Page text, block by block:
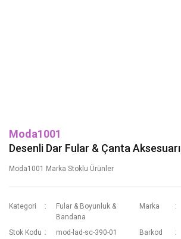
Moda1001
Desenli Dar Fular & Çanta Aksesuarı
Moda1001 Marka Stoklu Ürünler
Kategori
Fular & Boyunluk &
Bandana
Marka
Stok Kodu mod-lad-sc-390-01 Barkod